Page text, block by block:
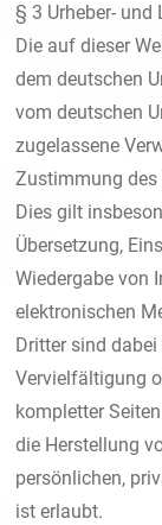
§ 3 Urheber-
Die auf dieser
dem deutschen
vom deutschen
zugelassene
Zustimmung des
Dies gilt
Übersetzung,
Wiedergabe von
elektronischen
Dritter sind
Vervielfältigung
kompletter
die Herstellung
persönlichen,
ist erlaubt.